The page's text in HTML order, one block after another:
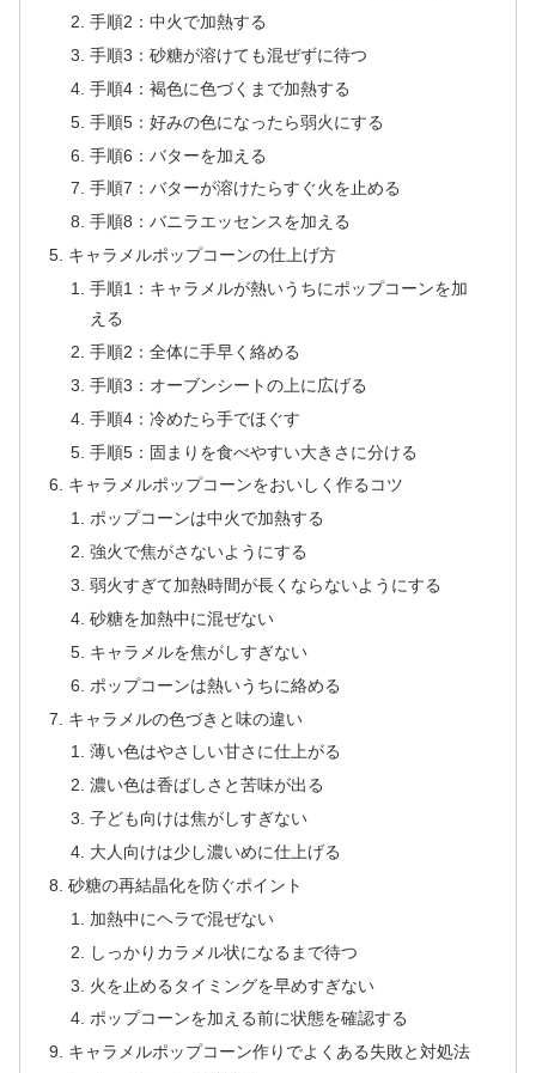
手順2：中火で加熱する
手順3：砂糖が溶けても混ぜずに待つ
手順4：褐色に色づくまで加熱する
手順5：好みの色になったら弱火にする
手順6：バターを加える
手順7：バターが溶けたらすぐ火を止める
手順8：バニラエッセンスを加える
キャラメルポップコーンの仕上げ方
手順1：キャラメルが熱いうちにポップコーンを加
える
手順2：全体に手早く絡める
手順3：オーブンシートの上に広げる
手順4：冷めたら手でほぐす
手順5：固まりを食べやすい大きさに分ける
キャラメルポップコーンをおいしく作るコツ
ポップコーンは中火で加熱する
強火で焦がさないようにする
弱火すぎて加熱時間が長くならないようにする
砂糖を加熱中に混ぜない
キャラメルを焦がしすぎない
ポップコーンは熱いうちに絡める
キャラメルの色づきと味の違い
薄い色はやさしい甘さに仕上がる
濃い色は香ばしさと苦味が出る
子ども向けは焦がしすぎない
大人向けは少し濃いめに仕上げる
砂糖の再結晶化を防ぐポイント
加熱中にヘラで混ぜない
しっかりカラメル状になるまで待つ
火を止めるタイミングを早めすぎない
ポップコーンを加える前に状態を確認する
キャラメルポップコーン作りでよくある失敗と対処法